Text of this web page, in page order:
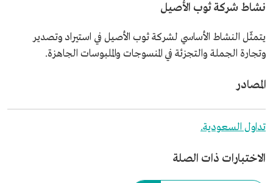
نشاط شركة ثوب الأصيل
يتمثّل النشاط الأساسي لشركة ثوب الأصيل في استيراد وتصدير
وتجارة الجملة والتجزئة في المنسوجات والملبوسات الجاهزة.
المصادر
تداول السعودية.
الاختبارات ذات الصلة